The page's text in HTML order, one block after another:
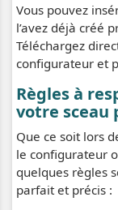
Vous pouvez
l’avez déjà créé
Téléchargez
configurateur et
Règles à
votre sceau
Que ce soit lors
le configurateur
quelques règles
parfait et précis :